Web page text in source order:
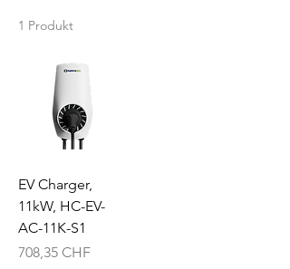
1 Produkt
EV Charger,
11kW, HC-EV-
AC-11K-S1
Preis
708,35 CHF